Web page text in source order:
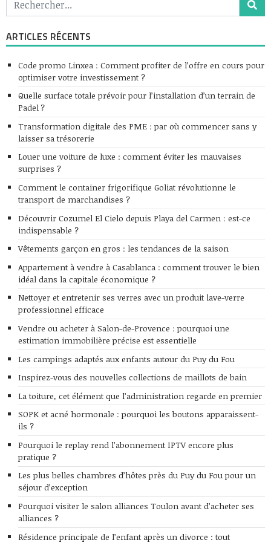
ARTICLES RÉCENTS
Code promo Linxea : Comment profiter de l’offre en cours pour
optimiser votre investissement ?
Quelle surface totale prévoir pour l’installation d’un terrain de
Padel ?
Transformation digitale des PME : par où commencer sans y
laisser sa trésorerie
Louer une voiture de luxe : comment éviter les mauvaises
surprises ?
Comment le container frigorifique Goliat révolutionne le
transport de marchandises ?
Découvrir Cozumel El Cielo depuis Playa del Carmen : est-ce
indispensable ?
Vêtements garçon en gros : les tendances de la saison
Appartement à vendre à Casablanca : comment trouver le bien
idéal dans la capitale économique ?
Nettoyer et entretenir ses verres avec un produit lave-verre
professionnel efficace
Vendre ou acheter à Salon-de-Provence : pourquoi une
estimation immobilière précise est essentielle
Les campings adaptés aux enfants autour du Puy du Fou
Inspirez-vous des nouvelles collections de maillots de bain
La toiture, cet élément que l’administration regarde en premier
SOPK et acné hormonale : pourquoi les boutons apparaissent-
ils ?
Pourquoi le replay rend l’abonnement IPTV encore plus
pratique ?
Les plus belles chambres d’hôtes près du Puy du Fou pour un
séjour d’exception
Pourquoi visiter le salon alliances Toulon avant d’acheter ses
alliances ?
Résidence principale de l’enfant après un divorce : tout